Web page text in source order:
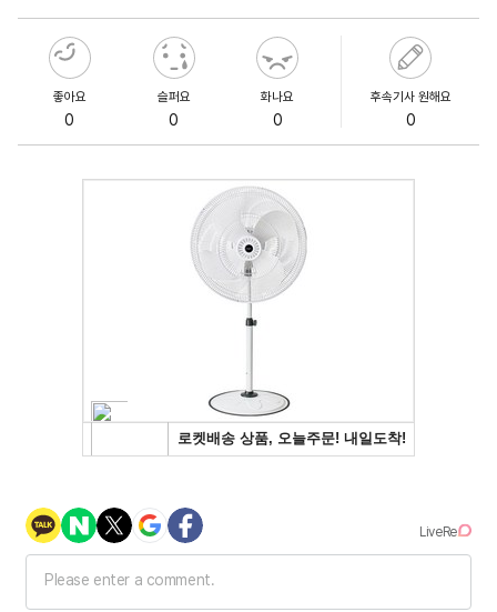
좋아요
0
슬퍼요
0
화나요
0
후속기사 원해요
0